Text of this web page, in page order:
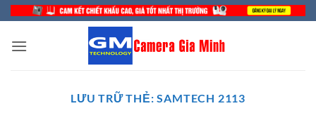
Bỏ
qua
nội
LƯU TRỮ THẺ:SAMTECH 2113